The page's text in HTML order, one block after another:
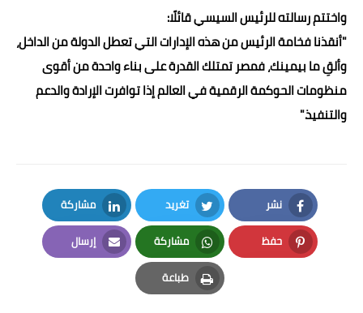
واختتم رسالته للرئيس السيسي قائلًا:
"أنقذنا فخامة الرئيس من هذه الإدارات التي تعطل الدولة من الداخل،
وألقِ ما بيمينك، فمصر تمتلك القدرة على بناء واحدة من أقوى
منظومات الحوكمة الرقمية في العالم إذا توافرت الإرادة والدعم
والتنفيذ."
نشر
Facebook
تغريد
Twitter
مشاركة
LinkedIn
حفظ
Pinterest
مشاركة
Whatsapp
إرسال
Email
طباعة
Print